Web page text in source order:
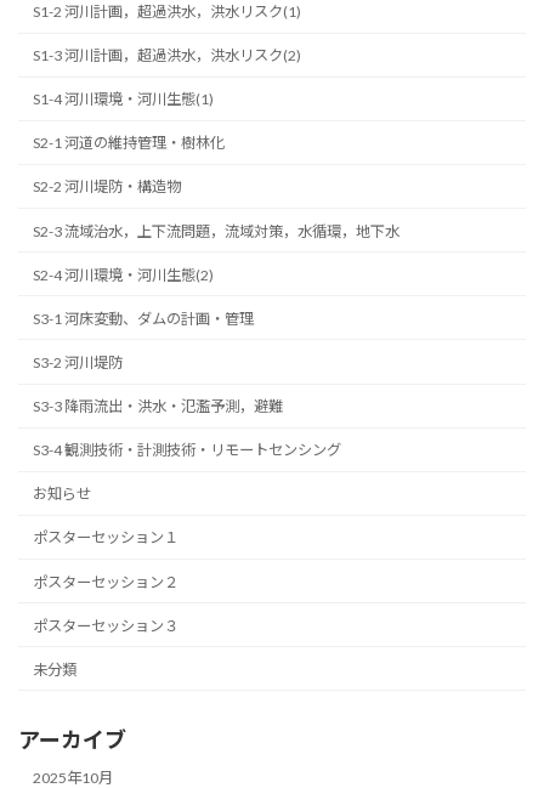
S1-2 河川計画，超過洪水，洪水リスク(1)
S1-3 河川計画，超過洪水，洪水リスク(2)
S1-4 河川環境・河川生態(1)
S2-1 河道の維持管理・樹林化
S2-2 河川堤防・構造物
S2-3 流域治水，上下流問題，流域対策，水循環，地下水
S2-4 河川環境・河川生態(2)
S3-1 河床変動、ダムの計画・管理
S3-2 河川堤防
S3-3 降雨流出・洪水・氾濫予測，避難
S3-4 観測技術・計測技術・リモートセンシング
お知らせ
ポスターセッション１
ポスターセッション２
ポスターセッション３
未分類
アーカイブ
2025年10月